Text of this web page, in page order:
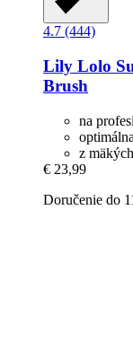
4.7 (444)
Lily Lolo
Brush
na
z
€ 23,99
Doručenie do